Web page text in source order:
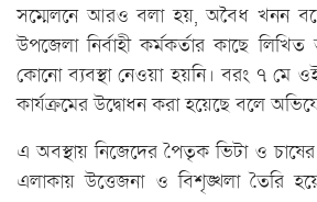
সম্মেলনে আরও বলা হয়, অবৈধ খনন
উপজেলা নির্বাহী কর্মকর্তার কাছে
কোনো ব্যবস্থা নেওয়া হয়নি। বরং ৭ মে
কার্যক্রমের উদ্বোধন করা হয়েছে বলে
এ অবস্থায় নিজেদের পৈতৃক ভিটা ও
এলাকায় উত্তেজনা ও বিশৃঙ্খলা তৈরি